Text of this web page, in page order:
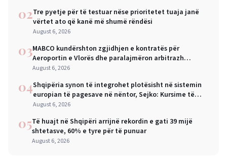
02Tre pyetje për të testuar nëse prioritetet tuaja janë
vërtet ato që kanë më shumë rëndësi
August 6, 2026
03MABCO kundërshton zgjidhjen e kontratës për
Aeroportin e Vlorës dhe paralajmëron arbitrazh
ndërkombëtar
August 6, 2026
04Shqipëria synon të integrohet plotësisht në sistemin
europian të pagesave në nëntor, Sejko: Kursime të
mëdha për qytetarët dhe bizneset
August 6, 2026
05Të huajt në Shqipëri arrijnë rekordin e gati 39 mijë
shtetasve, 60% e tyre për të punuar
August 6, 2026